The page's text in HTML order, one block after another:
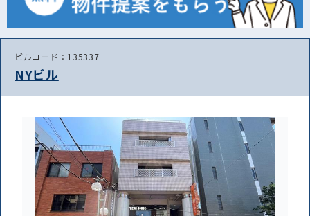
ビルコード：135337
NYビル